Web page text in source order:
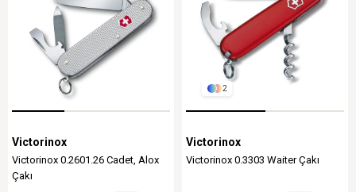
Victorinox
Victorinox 0.2601.26 Cadet, Alox
Çakı
2
Victorinox
Victorinox 0.3303 Waiter Çakı